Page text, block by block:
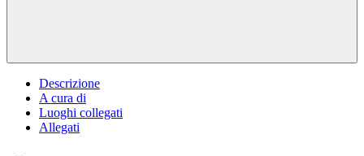
Descrizione
A cura di
Luoghi collegati
Allegati